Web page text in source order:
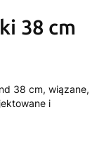
38 cm
38 cm, wiązane,
i